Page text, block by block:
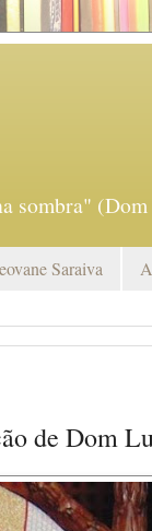
sombra"
Saraiva
de Dom